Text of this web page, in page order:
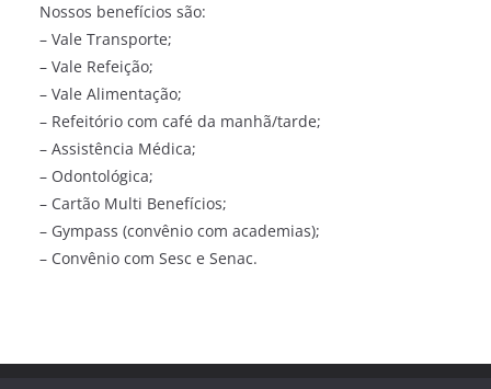
Nossos benefícios são:
– Vale Transporte;
– Vale Refeição;
– Vale Alimentação;
– Refeitório com café da manhã/tarde;
– Assistência Médica;
– Odontológica;
– Cartão Multi Benefícios;
– Gympass (convênio com academias);
– Convênio com Sesc e Senac.